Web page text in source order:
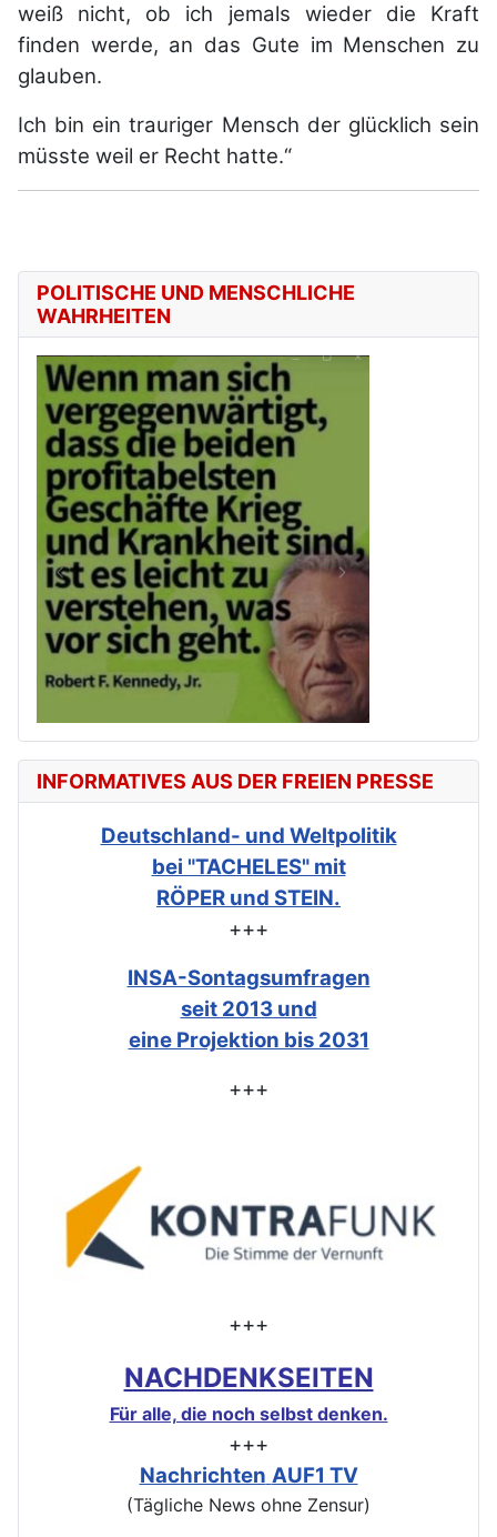
weiß nicht, ob ich jemals wieder die Kraft
finden werde, an das Gute im Menschen zu
glauben.
Ich bin ein trauriger Mensch der glücklich sein
müsste weil er Recht hatte.“
POLITISCHE UND MENSCHLICHE
WAHRHEITEN
INFORMATIVES AUS DER FREIEN PRESSE
Deutschland- und Weltpolitik
bei "TACHELES" mit
RÖPER und STEIN.
+++
INSA-Sontagsumfragen
seit 2013 und
eine Projektion bis 2031
+++
+++
NACHDENKSEITEN
Für alle, die noch selbst denken.
+++
Nachrichten AUF1 TV
(Tägliche News ohne Zensur)